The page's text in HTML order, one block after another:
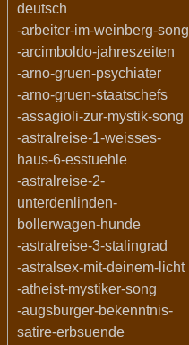
deutsch
-arbeiter-im-weinberg-song
-arcimboldo-jahreszeiten
-arno-gruen-psychiater
-arno-gruen-staatschefs
-assagioli-zur-mystik-song
-astralreise-1-weisses-
haus-6-esstuehle
-astralreise-2-
unterdenlinden-
bollerwagen-hunde
-astralreise-3-stalingrad
-astralsex-mit-deinem-licht
-atheist-mystiker-song
-augsburger-bekenntnis-
satire-erbsuende